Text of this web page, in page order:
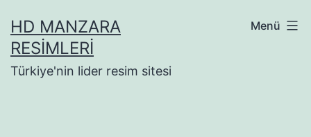
geçHD MANZARA
RESIMLERI
Türkiye'nin lider resim sitesi
Menü